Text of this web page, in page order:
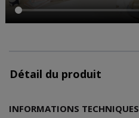
Détail du produit
INFORMATIONS TECHNIQUES